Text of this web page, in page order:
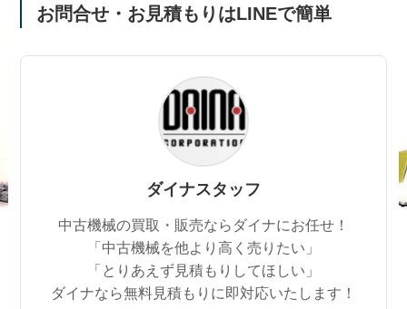
お問合せ・お見積もりはLINEで簡単
ダイナスタッフ
中古機械の買取・販売ならダイナにお任せ！
「中古機械を他より高く売りたい」
「とりあえず見積もりしてほしい」
ダイナなら無料見積もりに即対応いたします！